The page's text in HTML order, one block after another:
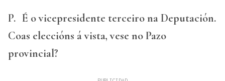
P. É o vicepresidente terceiro na Deputación.
Coas eleccións á vista, vese no Pazo
provincial?